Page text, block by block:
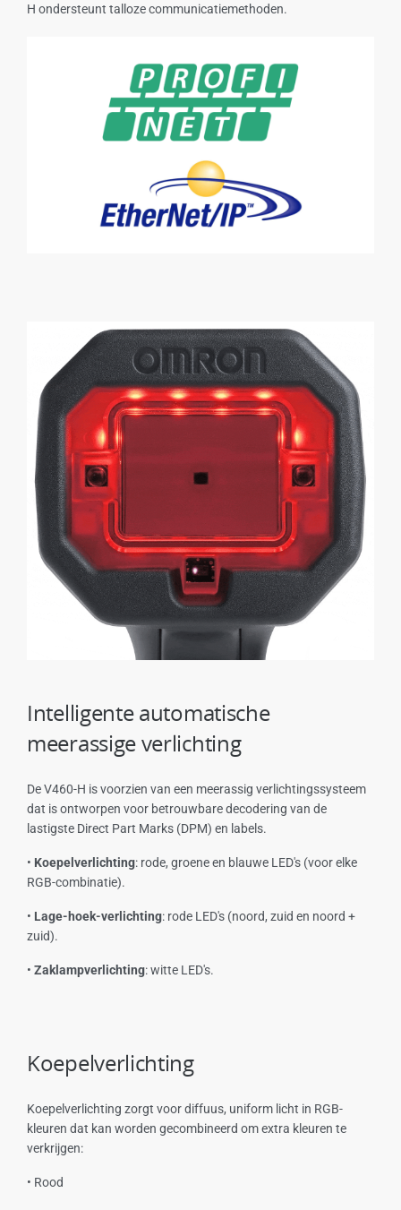
H ondersteunt talloze communicatiemethoden.
Intelligente automatische
meerassige verlichting
De V460-H is voorzien van een meerassig verlichtingssysteem
dat is ontworpen voor betrouwbare decodering van de
lastigste Direct Part Marks (DPM) en labels.
• Koepelverlichting: rode, groene en blauwe LED's (voor elke
RGB-combinatie).
• Lage-hoek-verlichting: rode LED's (noord, zuid en noord +
zuid).
• Zaklampverlichting: witte LED's.
Koepelverlichting
Koepelverlichting zorgt voor diffuus, uniform licht in RGB-
kleuren dat kan worden gecombineerd om extra kleuren te
verkrijgen:
• Rood